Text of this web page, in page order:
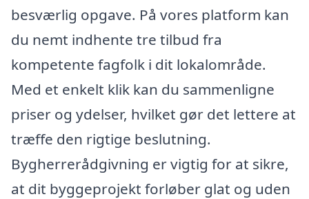
besværlig opgave. På vores platform kan
du nemt indhente tre tilbud fra
kompetente fagfolk i dit lokalområde.
Med et enkelt klik kan du sammenligne
priser og ydelser, hvilket gør det lettere at
træffe den rigtige beslutning.
Bygherrerådgivning er vigtig for at sikre,
at dit byggeprojekt forløber glat og uden